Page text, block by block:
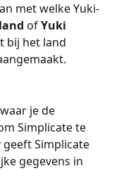
met welke Yuki-
of Yuki
bij het land
je de
Simplicate te
geeft Simplicate
gegevens in